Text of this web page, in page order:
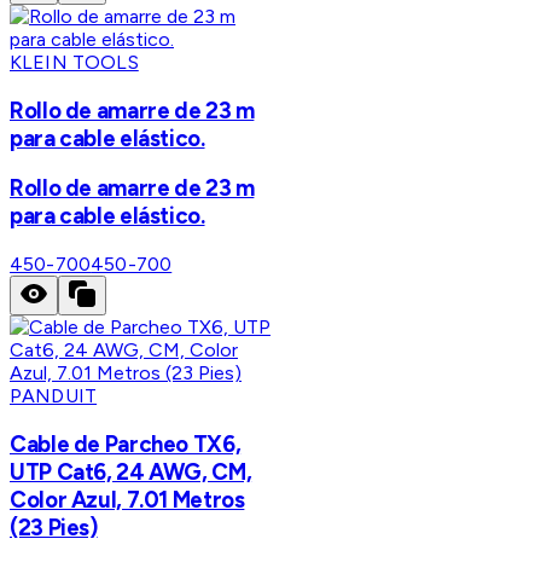
KLEIN TOOLS
Rollo de amarre de 23 m
para cable elástico.
Rollo de amarre de 23 m
para cable elástico.
450-700450-700
PANDUIT
Cable de Parcheo TX6,
UTP Cat6, 24 AWG, CM,
Color Azul, 7.01 Metros
(23 Pies)